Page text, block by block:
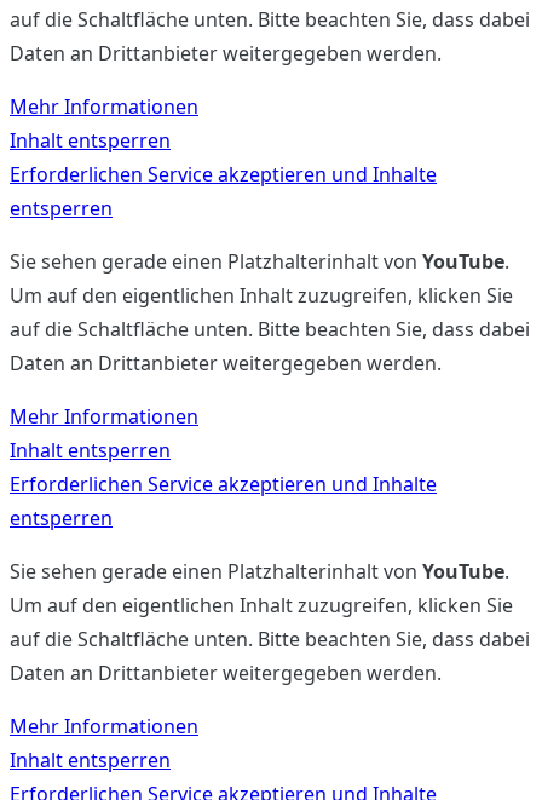
auf die Schaltfläche unten. Bitte beachten Sie, dass dabei
Daten an Drittanbieter weitergegeben werden.
Mehr Informationen
Inhalt entsperren
Erforderlichen Service akzeptieren und Inhalte
entsperren
Sie sehen gerade einen Platzhalterinhalt von YouTube.
Um auf den eigentlichen Inhalt zuzugreifen, klicken Sie
auf die Schaltfläche unten. Bitte beachten Sie, dass dabei
Daten an Drittanbieter weitergegeben werden.
Mehr Informationen
Inhalt entsperren
Erforderlichen Service akzeptieren und Inhalte
entsperren
Sie sehen gerade einen Platzhalterinhalt von YouTube.
Um auf den eigentlichen Inhalt zuzugreifen, klicken Sie
auf die Schaltfläche unten. Bitte beachten Sie, dass dabei
Daten an Drittanbieter weitergegeben werden.
Mehr Informationen
Inhalt entsperren
Erforderlichen Service akzeptieren und Inhalte